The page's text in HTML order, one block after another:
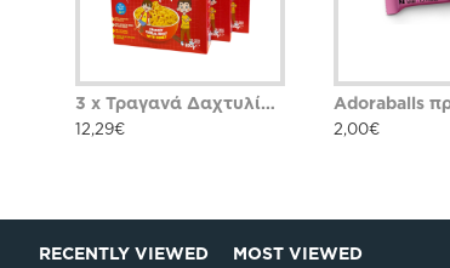
3 x Τραγανά Δαχτυλίδια με μέλι The Bee Bros
12,29€ 2,00€
RECENTLY VIEWED MOST VIEWED